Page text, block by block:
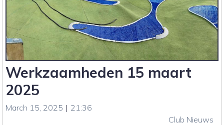
Werkzaamheden 15 maart
2025
March 15, 2025 | 21:36
Club Nieuws